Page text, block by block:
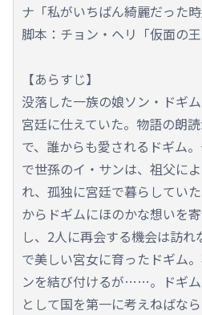
ナ「私がいちばん綺麗だった時
脚本：チョン・ヘリ「仮面の王
【あらすじ】
没落した一族の娘ソン・ドギ
宮廷に仕えていた。物語の朗
で、誰からも愛されるドギム
で世孫のイ・サンは、祖父に
れ、孤独に宮廷で暮らしてい
からドギムにほのかな想いを
し、2人に再会する機会は訪
で美しい宮女に育ったドギム
ンを結び付けるが……。ドギ
として国を第一に考えねばな